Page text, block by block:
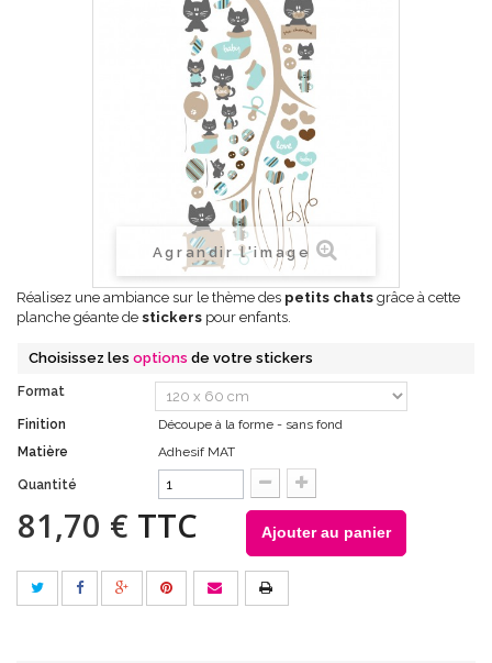
Agrandir l'image
Réalisez une ambiance sur le thème des petits chats grâce à cette
planche géante de stickers pour enfants.
Choisissez les options de votre stickers
Format
Finition
Découpe à la forme - sans fond
Matière
Adhesif MAT
Quantité
81,70 € TTC Ajouter au panier